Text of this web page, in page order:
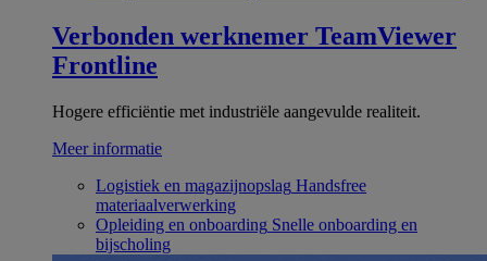
Verbonden werknemer TeamViewer
Frontline
Hogere efficiëntie met industriële aangevulde realiteit.
Meer informatie
Logistiek en magazijnopslag Handsfree
materiaalverwerking
Opleiding en onboarding Snelle onboarding en
bijscholing